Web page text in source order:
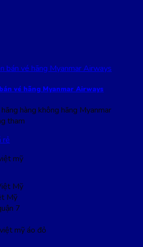
vé hãng Myanmar Airways
hàng không hãng Myanmar
tham